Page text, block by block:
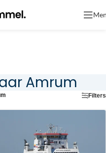
Amrum
Filters